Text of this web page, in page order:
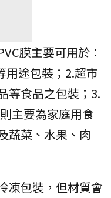
膜主要可用於：
用途包裝；2.超市
等食品之包裝；3.
主要為家庭用食
蔬菜、水果、肉
凍包裝，但材質會